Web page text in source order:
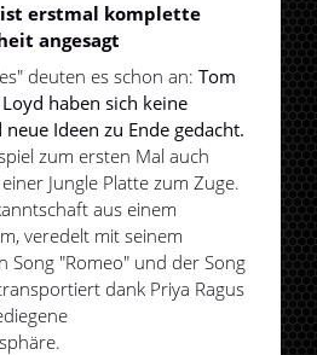
erstmal komplette
angesagt
deuten es schon an:Tom
haben sich keine
Ideen zu Ende gedacht.
zum ersten Mal auch
Jungle Platte zum Zuge.
aus einem
veredelt mit seinem
Song "Romeo" und der Song
dank Priya Ragus